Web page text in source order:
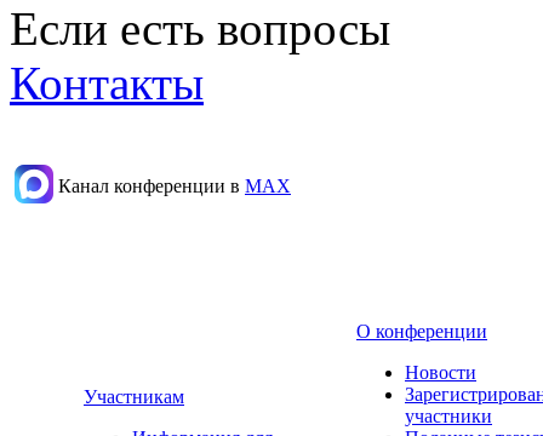
Если есть вопросы
Контакты
Канал конференции в МАХ
Участникам
О конференции
Новости
участники